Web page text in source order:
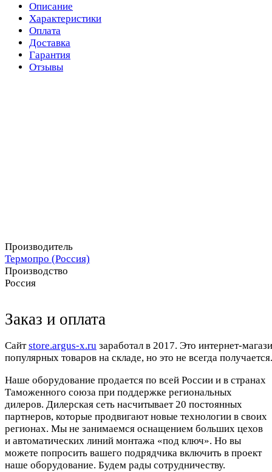
Описание
Характеристики
Оплата
Доставка
Гарантия
Отзывы
Производитель
Термопро (Россия)
Производство
Россия
Заказ и оплата
Cайтstore.argus-x.ru заработал в 2017. Это интернет-
популярных товаров на складе, но это не всегда
Наше оборудование продается по всей России и в странах
Таможенного союза при поддержке региональных
дилеров. Дилерская сеть насчитывает 20 постоянных
партнеров, которые продвигают новые технологии в своих
регионах. Мы не занимаемся оснащением больших цехов
и автоматических линий монтажа «под ключ». Но вы
можете попросить вашего подрядчика включить в проект
наше оборудование. Будем рады сотрудничеству.